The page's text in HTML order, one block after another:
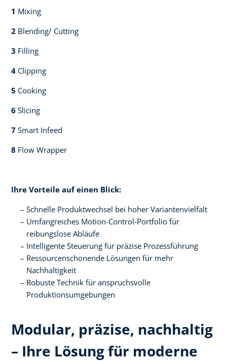
1 Mixing​​
2 Blending/ Cutting​​
3 Filling​​
4 Clipping​​
5 Cooking​​
6 Slicing​​
7 Smart Infeed​​
8 Flow Wrapper​
Ihre Vorteile auf einen Blick:​
Schnelle Produktwechsel bei hoher Variantenvielfalt​
Umfangreiches Motion-Control-Portfolio für
reibungslose Abläufe​
Intelligente Steuerung für präzise Prozessführung​
Ressourcenschonende Lösungen für mehr
Nachhaltigkeit​
Robuste Technik für anspruchsvolle
Produktionsumgebungen
Modular, präzise, nachhaltig
– Ihre Lösung für moderne